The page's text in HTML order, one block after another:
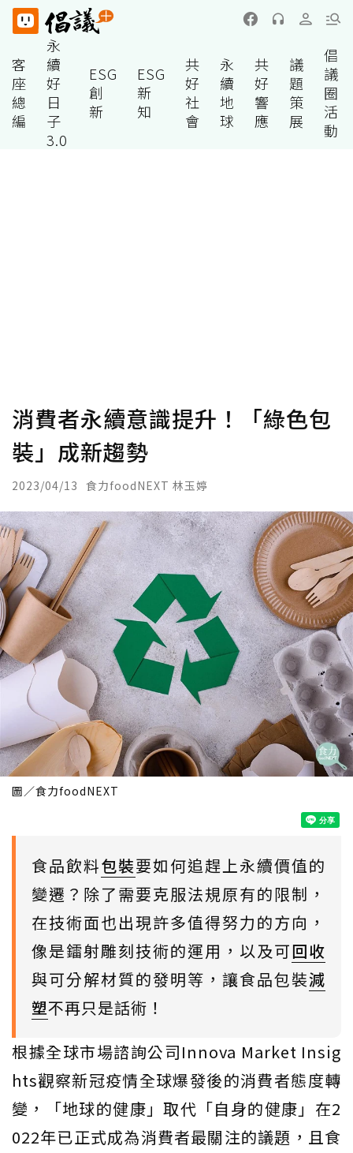
客
座
總
編
永
續
好
日
子
3.0
ESG
創
新
ESG
新
知
共
好
社
會
永
續
地
球
共
好
響
應
議
題
策
展
倡
議
圈
活
動
消費者永續意識提升！「綠色包
裝」成新趨勢
2023/04/13 食力foodNEXT 林玉婷
圖／食力foodNEXT
食品飲料包裝要如何追趕上永續價值的
變遷？除了需要克服法規原有的限制，
在技術面也出現許多值得努力的方向，
像是鐳射雕刻技術的運用，以及可回收
與可分解材質的發明等，讓食品包裝減
塑不再只是話術！
根據全球市場諮詢公司Innova Market Insig
hts觀察新冠疫情全球爆發後的消費者態度轉
變，「地球的健康」取代「自身的健康」在2
022年已正式成為消費者最關注的議題，且食